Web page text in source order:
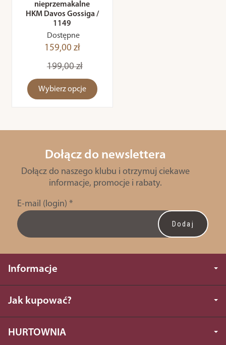
nieprzemakalne
HKM Davos Gossiga /
1149
Dostępne
159,00 zł
199,00 zł
Wybierz opcje
Dołącz do newslettera
Dołącz do naszego klubu i otrzymuj ciekawe
informacje, promocje i rabaty.
E-mail (login) *
Informacje
Jak kupować?
HURTOWNIA